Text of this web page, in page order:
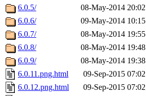
6.0.5/
08-May-2014 20:02
6.0.6/
09-May-2014 10:15
6.0.7/
08-May-2014 19:55
6.0.8/
08-May-2014 19:48
6.0.9/
08-May-2014 19:38
6.0.11.png.html
09-Sep-2015 07:02
6.0.12.png.html
09-Sep-2015 07:02